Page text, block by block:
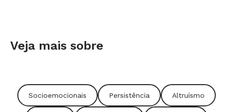
propor encaminhamentos. Se muitos alunos
têm problemas na escola e não fora dela, é
problemas só se manifestam em certas
disciplinas, é preciso investigar as razões do
Veja mais sobre
Socioemocionais Persistência Altruísmo